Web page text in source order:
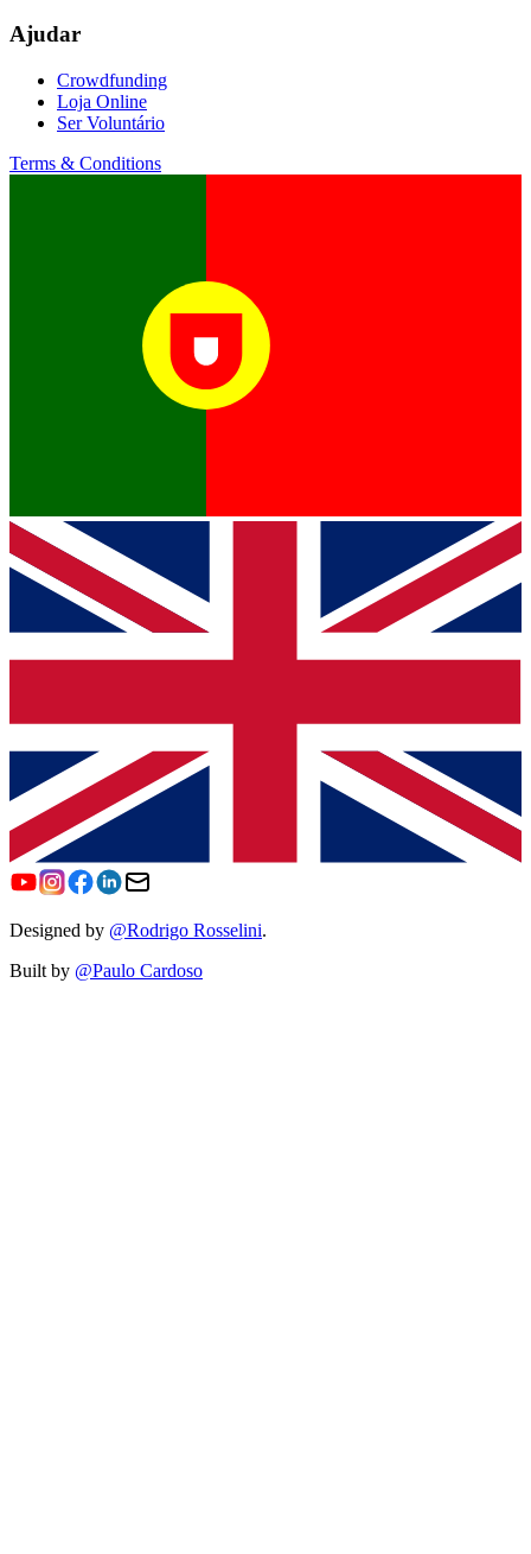
Ajudar
Crowdfunding
Loja Online
Ser Voluntário
Terms & Conditions
Designed by @Rodrigo Rosselini.
Built by @Paulo Cardoso